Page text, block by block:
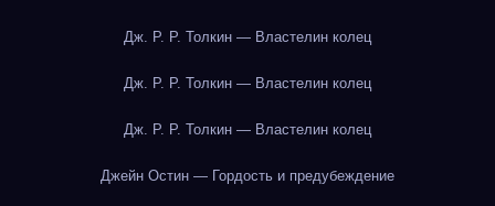
Дж. Р. Р. Толкин — Властелин колец
Дж. Р. Р. Толкин — Властелин колец
Дж. Р. Р. Толкин — Властелин колец
Джейн Остин — Гордость и предубеждение